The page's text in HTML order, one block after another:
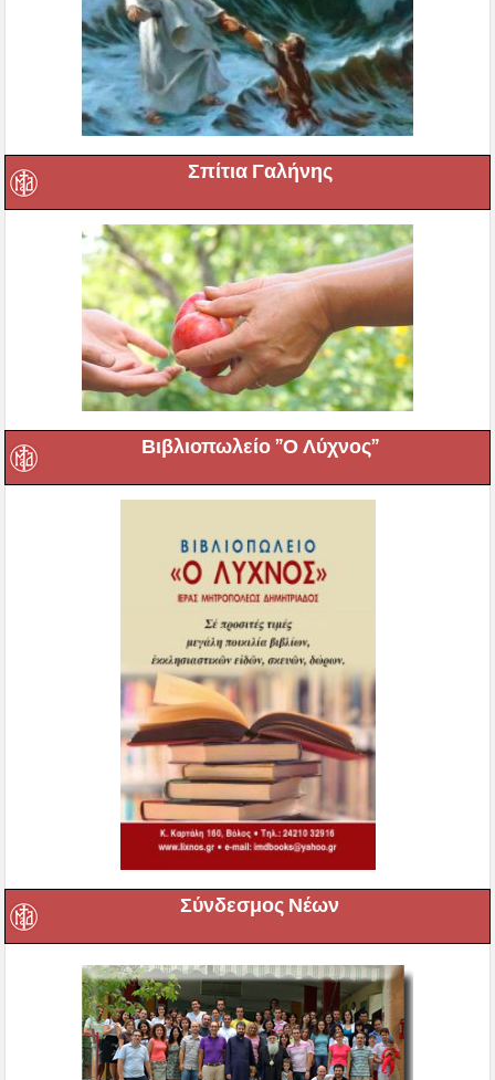
Σπίτια Γαλήνης
Βιβλιοπωλείο ”Ο Λύχνος”
Σύνδεσμος Νέων